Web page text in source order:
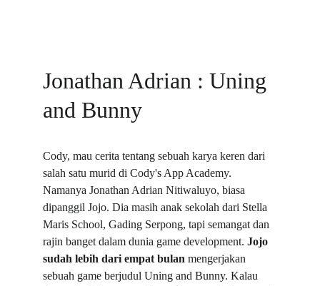
Jonathan Adrian : Uning
and Bunny
Cody, mau cerita tentang sebuah karya keren dari
salah satu murid di Cody's App Academy.
Namanya Jonathan Adrian Nitiwaluyo, biasa
dipanggil Jojo. Dia masih anak sekolah dari Stella
Maris School, Gading Serpong, tapi semangat dan
rajin banget dalam dunia game development. Jojo
sudah lebih dari empat bulan mengerjakan
sebuah game berjudul Uning and Bunny. Kalau